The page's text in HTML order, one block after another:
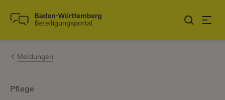
Zum Inhalt springen
Link zur Startseite
Meldungen
Pflege